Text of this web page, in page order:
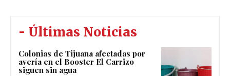
- Últimas Noticias
Colonias de Tijuana afectadas por
avería en el Booster El Carrizo
siguen sin agua